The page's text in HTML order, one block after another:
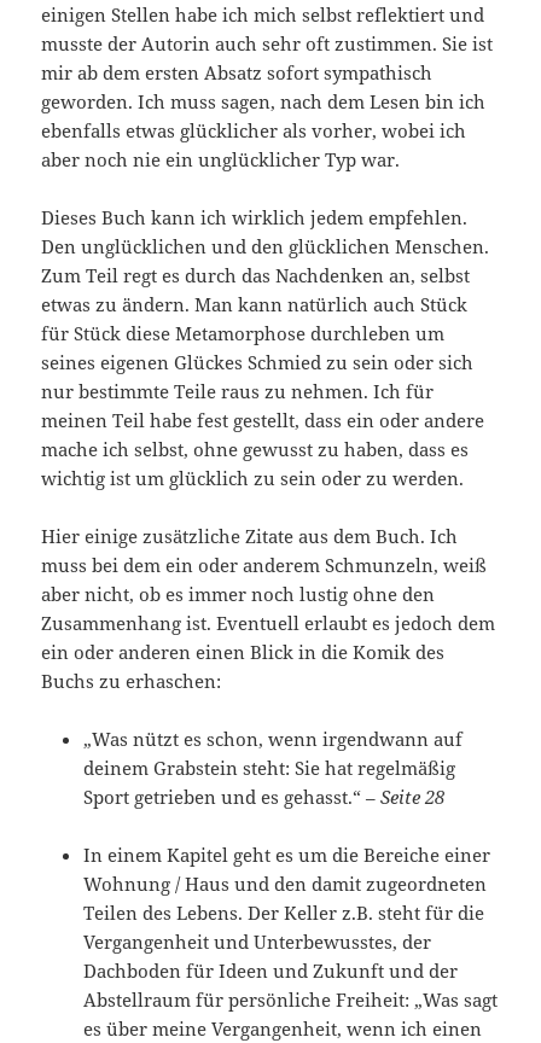
einigen Stellen habe ich mich selbst reflektiert und
musste der Autorin auch sehr oft zustimmen. Sie ist
mir ab dem ersten Absatz sofort sympathisch
geworden. Ich muss sagen, nach dem Lesen bin ich
ebenfalls etwas glücklicher als vorher, wobei ich
aber noch nie ein unglücklicher Typ war.
Dieses Buch kann ich wirklich jedem empfehlen.
Den unglücklichen und den glücklichen Menschen.
Zum Teil regt es durch das Nachdenken an, selbst
etwas zu ändern. Man kann natürlich auch Stück
für Stück diese Metamorphose durchleben um
seines eigenen Glückes Schmied zu sein oder sich
nur bestimmte Teile raus zu nehmen. Ich für
meinen Teil habe fest gestellt, dass ein oder andere
mache ich selbst, ohne gewusst zu haben, dass es
wichtig ist um glücklich zu sein oder zu werden.
Hier einige zusätzliche Zitate aus dem Buch. Ich
muss bei dem ein oder anderem Schmunzeln, weiß
aber nicht, ob es immer noch lustig ohne den
Zusammenhang ist. Eventuell erlaubt es jedoch dem
ein oder anderen einen Blick in die Komik des
Buchs zu erhaschen:
„Was nützt es schon, wenn irgendwann auf
deinem Grabstein steht: Sie hat regelmäßig
Sport getrieben und es gehasst.“ – Seite 28
In einem Kapitel geht es um die Bereiche einer
Wohnung / Haus und den damit zugeordneten
Teilen des Lebens. Der Keller z.B. steht für die
Vergangenheit und Unterbewusstes, der
Dachboden für Ideen und Zukunft und der
Abstellraum für persönliche Freiheit: „Was sagt
es über meine Vergangenheit, wenn ich einen